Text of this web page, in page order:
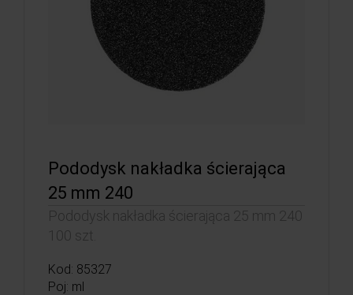
Pododysk nakładka ścierająca
25 mm 240
Pododysk nakładka ścierająca 25 mm 240
100 szt.
Kod: 85327
Poj: ml